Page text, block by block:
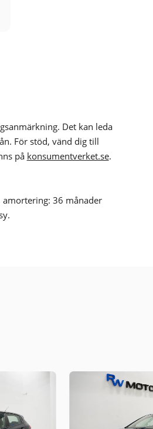
Det kan leda
För stöd, vänd dig till
på konsumentverket.se.
amortering: 36 månader